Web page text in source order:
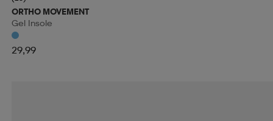
ORTHO MOVEMENT
Gel Insole
29,99